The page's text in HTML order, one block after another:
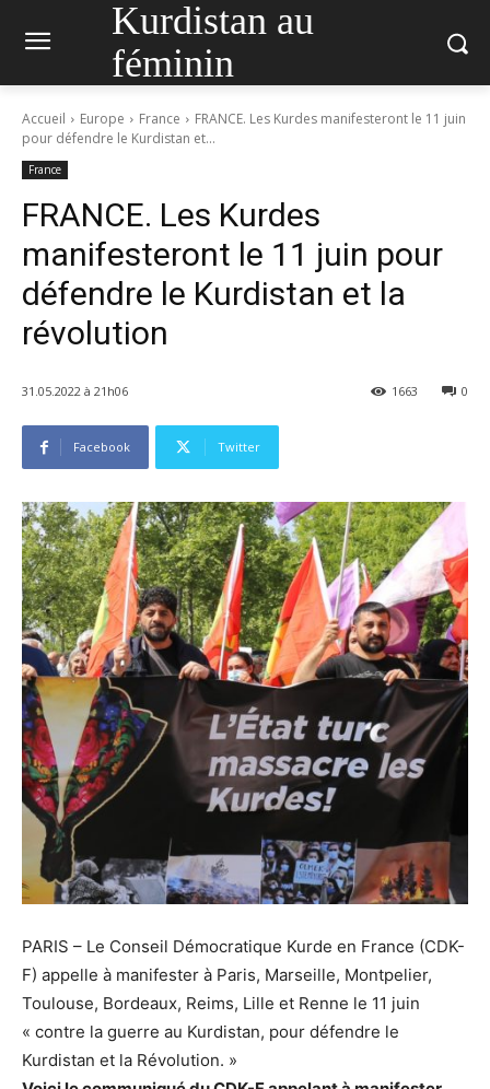
Kurdistan au
féminin
Accueil Europe France
FRANCE. Les Kurdes manifesteront le 11 juin
pour défendre le Kurdistan et...
France
FRANCE. Les Kurdes
manifesteront le 11 juin pour
défendre le Kurdistan et la
révolution
31.05.2022 à 21h06 0
1663
Facebook Twitter
PARIS – Le Conseil Démocratique Kurde en France (CDK-
F) appelle à manifester à Paris, Marseille, Montpelier,
Toulouse, Bordeaux, Reims, Lille et Renne le 11 juin
« contre la guerre au Kurdistan, pour défendre le
Kurdistan et la Révolution. »